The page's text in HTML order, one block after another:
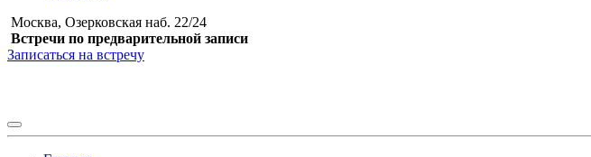
Москва, Озерковская наб. 22/24
Встречи по предварительной записи
Записаться на встречу